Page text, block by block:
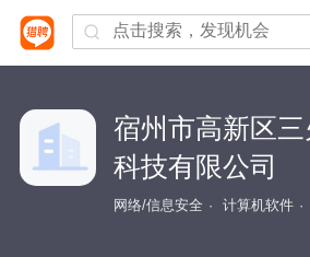
宿州市高新区
科技有限公司
网络/信息安全 计算机软件